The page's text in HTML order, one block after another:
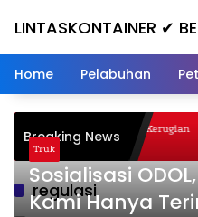
LINTASKONTAINER ✔
KONTAINER TERBARU
Home Pelabuhan
Breaking News
Masuk ke Jurang, Kerugian
regulasi
Truk
Sosialisasi
Kami Hanya